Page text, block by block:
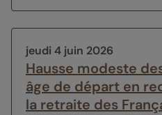
jeudi 4 juin 2026
Hausse modeste
âge de départ en
la retraite des